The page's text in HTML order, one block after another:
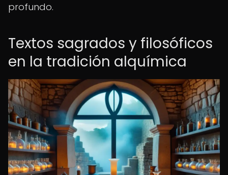
profundo.
Textos sagrados y filosóficos
en la tradición alquímica